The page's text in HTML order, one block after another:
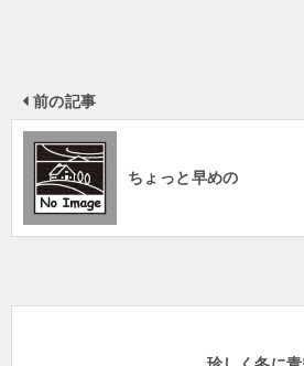
前の記事
ちょっと早めの